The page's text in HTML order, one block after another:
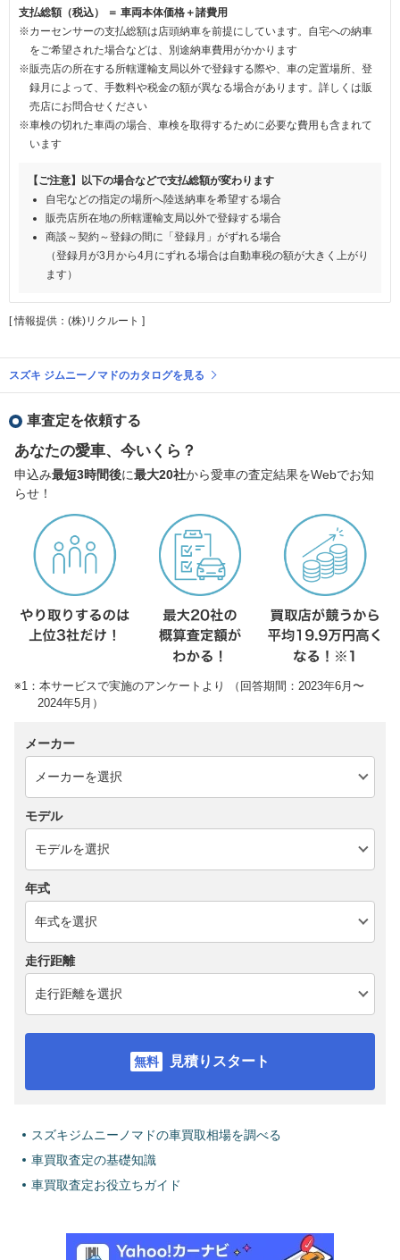
支払総額（税込） ＝ 車両本体価格＋諸費用
※カーセンサーの支払総額は店頭納車を前提にしています。自宅への納車
をご希望された場合などは、別途納車費用がかかります
※販売店の所在する所轄運輸支局以外で登録する際や、車の定置場所、登
録月によって、手数料や税金の額が異なる場合があります。詳しくは販
売店にお問合せください
※車検の切れた車両の場合、車検を取得するために必要な費用も含まれて
います
【ご注意】以下の場合などで支払総額が変わります
自宅などの指定の場所へ陸送納車を希望する場合
販売店所在地の所轄運輸支局以外で登録する場合
商談～契約～登録の間に「登録月」がずれる場合
（登録月が3月から4月にずれる場合は自動車税の額が大きく上がり
ます）
[ 情報提供：(株)リクルート ]
スズキ ジムニーノマドのカタログを見る
車査定を依頼する
あなたの愛車、今いくら？
申込み最短3時間後に最大20社から愛車の査定結果をWebでお知
らせ！
※1：本サービスで実施のアンケートより （回答期間：2023年6月〜
2024年5月）
メーカー
モデル
年式
走行距離
見積りスタート
スズキジムニーノマドの車買取相場を調べる
車買取査定の基礎知識
車買取査定お役立ちガイド